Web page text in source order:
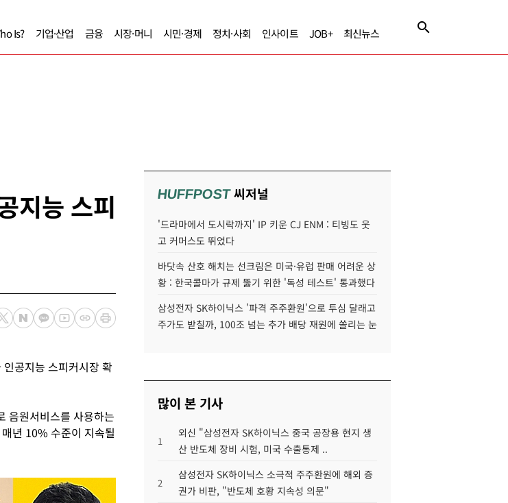
Is? 기업·산업 금융 시장·머니 시민·경제 정치·사회 인사이트 JOB+ 최신뉴스
지능 스피
인공지능 스피커시장 확
음원서비스를 사용하는
년 10% 수준이 지속될
HUFFPOST씨저널
'드라마에서 도시락까지' IP 키운 CJ ENM : 티빙도 웃
고 커머스도 뛰었다
바닷속 산호 해치는 선크림은 미국·유럽 판매 어려운 상
황 : 한국콜마가 규제 뚫기 위한 '독성 테스트' 통과했다
삼성전자 SK하이닉스 '파격 주주환원'으로 투심 달래고
주가도 받칠까, 100조 넘는 추가 배당 재원에 쏠리는 눈
많이 본 기사
1
외신 "삼성전자 SK하이닉스 중국 공장용 현지 생
산 반도체 장비 시험, 미국 수출통제 ..
2
삼성전자 SK하이닉스 소극적 주주환원에 해외 증
권가 비판, "반도체 호황 지속성 의문"